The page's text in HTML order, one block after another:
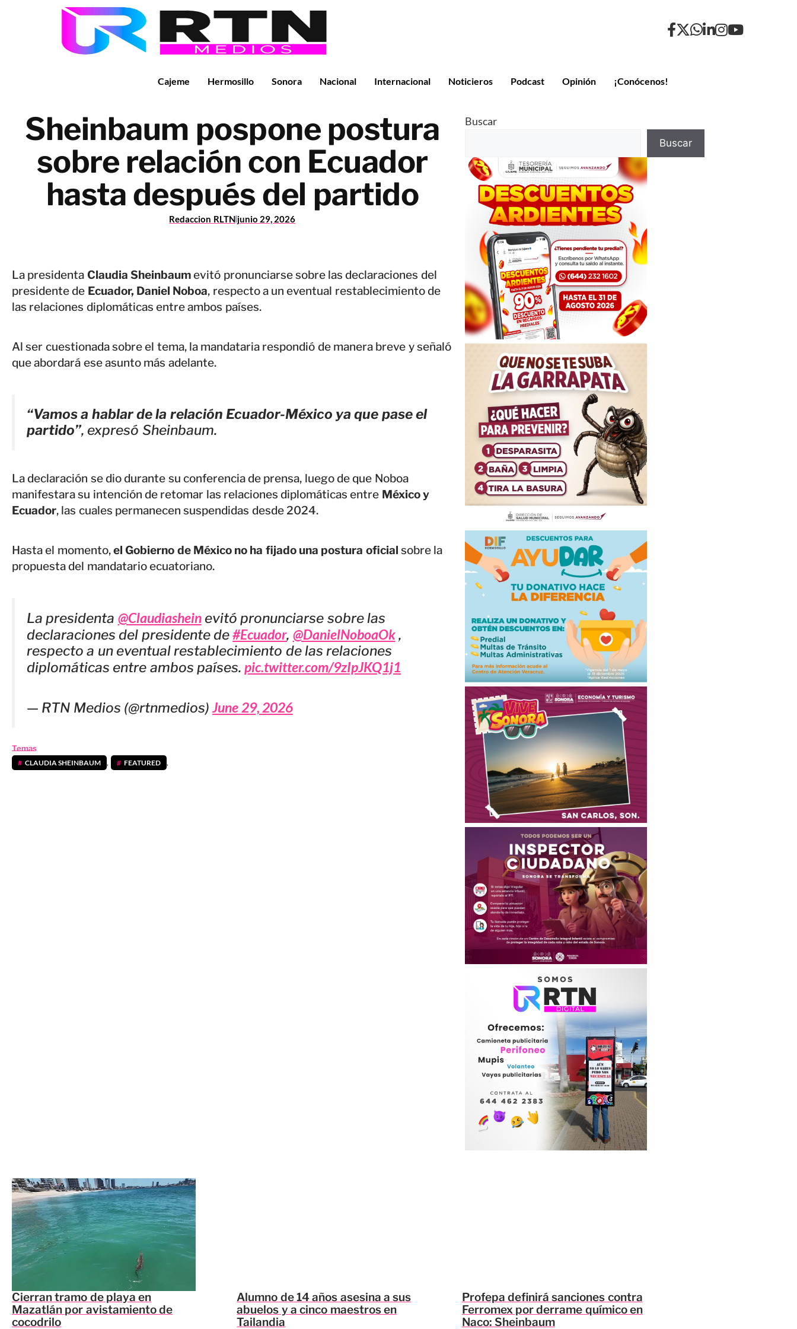
Cajeme Hermosillo Sonora Nacional Internacional Noticieros Podcast Opinión ¡Conócenos!
Sheinbaum pospone postura
sobre relación con Ecuador
hasta después del partido
Redaccion RLTNjunio 29, 2026
La presidenta Claudia Sheinbaumevitó pronunciarse sobre las declaraciones del
presidente de Ecuador, Daniel Noboa, respecto a un eventual restablecimiento de
las relaciones diplomáticas entre ambos países.
Al ser cuestionada sobre el tema, la mandataria respondió de manera breve y señaló
que abordará ese asunto más adelante.
“Vamos a hablar de la relación Ecuador-México ya que pase el
partido”, expresó Sheinbaum.
La declaración se dio durante su conferencia de prensa, luego de que Noboa
manifestara su intención de retomar las relaciones diplomáticas entre México y
Ecuador, las cuales permanecen suspendidas desde 2024.
Hasta el momento,el Gobierno de México no ha fijado una postura oficial sobre la
propuesta del mandatario ecuatoriano.
La presidenta @Claudiasheinevitó pronunciarse sobre las
declaraciones del presidente de#Ecuador, @DanielNoboaOk,
respecto a un eventual restablecimiento de las relaciones
diplomáticas entre ambos países.pic.twitter.com/9zIpJKQ1j1
— RTN Medios (@rtnmedios)June 29, 2026
Temas
CLAUDIA SHEINBAUM , FEATURED ,
Buscar
Buscar
Cierran tramo de playa en
Mazatlán por avistamiento de
cocodrilo
Alumno de 14 años asesina a sus
abuelos y a cinco maestros en
Tailandia
Profepa definirá sanciones contra
Ferromex por derrame químico en
Naco: Sheinbaum